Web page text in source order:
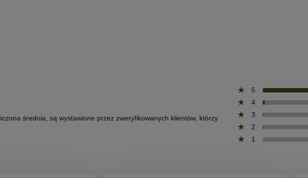
średnia, są wystawione przez zweryfikowanych klientów, którzy
5
4
3
2
1